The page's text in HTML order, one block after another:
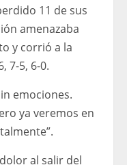
11 de sus
amenazaba
y corrió a la
7-5, 6-0.
emociones.
ya veremos en